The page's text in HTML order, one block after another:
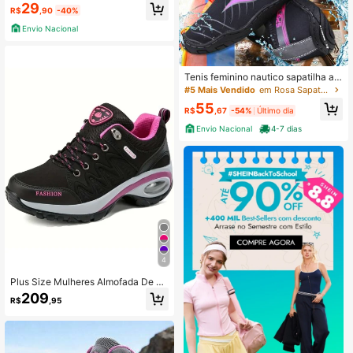
R$29 ,90 -40%
Envio Nacional
4
Plus Size Mulheres Almofada De Ar
Tênis De Caminhada , Leve E Ocasi
onal Tênis Esportivo , Preto
R$209 ,95
Tenis feminino nautico sapatilha aq
uatica a prova dágua
#5 Mais Vendido em Rosa Sapatos esportivos femininos
R$55 ,67 -54% Último dia
Envio Nacional
4-7 dias